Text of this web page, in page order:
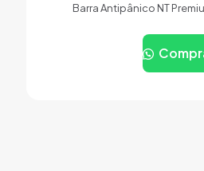
Barra Antipânico NT